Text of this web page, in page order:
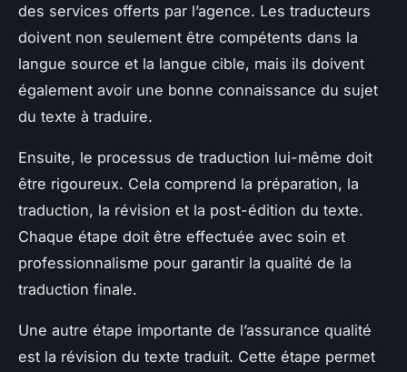
des services offerts par l’agence. Les traducteurs
doivent non seulement être compétents dans la
langue source et la langue cible, mais ils doivent
également avoir une bonne connaissance du sujet
du texte à traduire.
Ensuite, le processus de traduction lui-même doit
être rigoureux. Cela comprend la préparation, la
traduction, la révision et la post-édition du texte.
Chaque étape doit être effectuée avec soin et
professionnalisme pour garantir la qualité de la
traduction finale.
Une autre étape importante de l’assurance qualité
est la révision du texte traduit. Cette étape permet